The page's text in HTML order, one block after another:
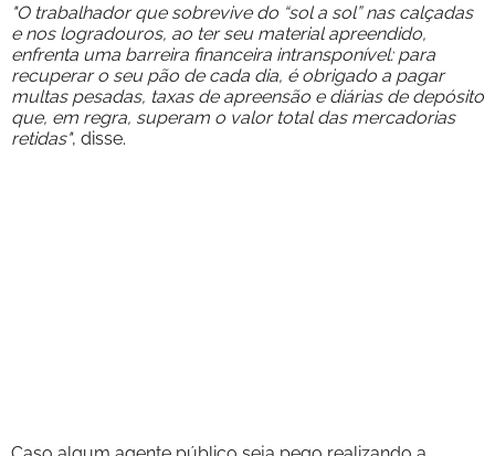
"O trabalhador que sobrevive do “sol a sol” nas calçadas
e nos logradouros, ao ter seu material apreendido,
enfrenta uma barreira financeira intransponível: para
recuperar o seu pão de cada dia, é obrigado a pagar
multas pesadas, taxas de apreensão e diárias de depósito
que, em regra, superam o valor total das mercadorias
retidas", disse.